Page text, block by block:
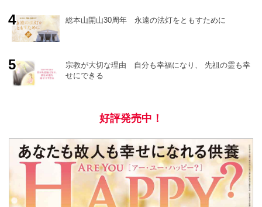
総本山開山30周年 永遠の法灯をともすために
宗教が大切な理由 自分も幸福になり、 先祖の霊も幸
せにできる
好評発売中！